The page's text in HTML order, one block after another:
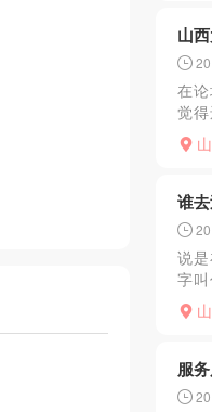
山
在
觉
减
肚
谁
说
字
坛
方
服